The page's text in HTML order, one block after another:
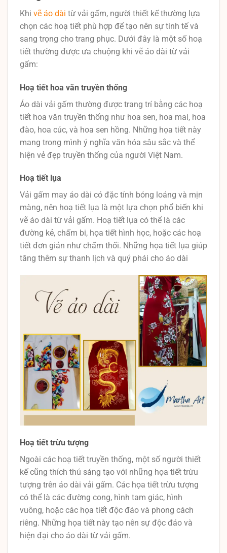
Khi vẽ áo dài từ vải gấm, người thiết kế thường lựa
chọn các hoạ tiết phù hợp để tạo nên sự tinh tế và
sang trọng cho trang phục. Dưới đây là một số hoạ
tiết thường được ưa chuộng khi vẽ áo dài từ vải
gấm:
Hoạ tiết hoa văn truyền thống
Áo dài vải gấm thường được trang trí bằng các hoạ
tiết hoa văn truyền thống như hoa sen, hoa mai, hoa
đào, hoa cúc, và hoa sen hồng. Những họa tiết này
mang trong mình ý nghĩa văn hóa sâu sắc và thể
hiện vẻ đẹp truyền thống của người Việt Nam.
Hoạ tiết lụa
Vải gấm may áo dài có đặc tính bóng loáng và mịn
màng, nên hoạ tiết lụa là một lựa chọn phổ biến khi
vẽ áo dài từ vải gấm. Hoạ tiết lụa có thể là các
đường kẻ, chấm bi, họa tiết hình học, hoặc các hoạ
tiết đơn giản như chấm thối. Những họa tiết lụa giúp
tăng thêm sự thanh lịch và quý phái cho áo dài
Hoạ tiết trừu tượng
Ngoài các hoạ tiết truyền thống, một số người thiết
kế cũng thích thú sáng tạo với những họa tiết trừu
tượng trên áo dài vải gấm. Các họa tiết trừu tượng
có thể là các đường cong, hình tam giác, hình
vuông, hoặc các họa tiết độc đáo và phong cách
riêng. Những họa tiết này tạo nên sự độc đáo và
hiện đại cho áo dài từ vải gấm.